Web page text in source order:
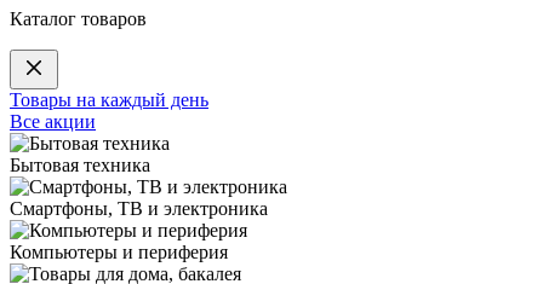
Каталог товаров
Товары на каждый день
Все акции
Бытовая техника
Смартфоны, ТВ и электроника
Компьютеры и периферия